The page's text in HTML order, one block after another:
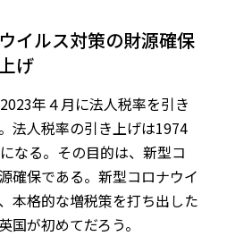
JP EN
イルス対策の財源確保
げ
年４月に法人税率を引き
法人税率の引き上げは1974
なる。その目的は、新型コ
確保である。新型コロナウイ
本格的な増税策を打ち出した
国が初めてだろう。